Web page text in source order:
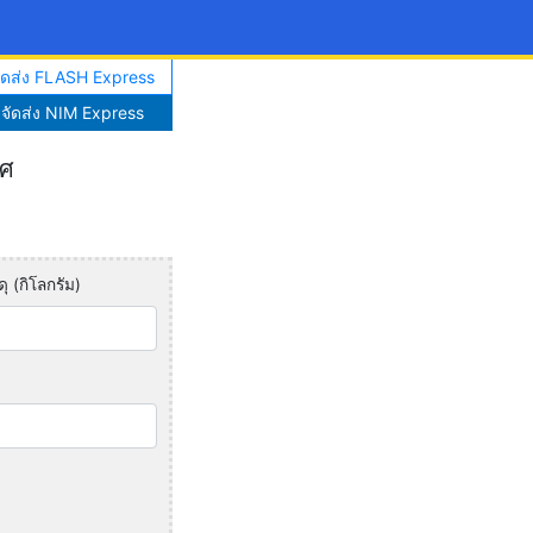
ส่ง FLASH Express
ดส่ง NIM Express
(กิโลกรัม)